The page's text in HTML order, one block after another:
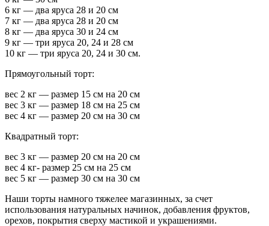
6 кг — два яруса 28 и 20 см
7 кг — два яруса 28 и 20 см
8 кг — два яруса 30 и 24 см
9 кг — три яруса 20, 24 и 28 см
10 кг — три яруса 20, 24 и 30 см.
Прямоугольный торт:
вес 2 кг — размер 15 см на 20 см
вес 3 кг — размер 18 см на 25 см
вес 4 кг — размер 20 см на 30 см
Квадратный торт:
вес 3 кг — размер 20 см на 20 см
вес 4 кг- размер 25 см на 25 см
вес 5 кг — размер 30 см на 30 см
Наши торты намного тяжелее магазинных, за счет
использования натуральных начинок, добавления фруктов,
орехов, покрытия сверху мастикой и украшениями.